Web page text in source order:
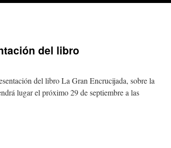
del libro
del libro La Gran Encrucijada, sobre la
lugar el próximo 29 de septiembre a las